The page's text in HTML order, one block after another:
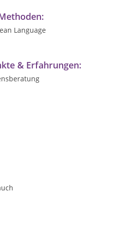
Language
& Erfahrungen: